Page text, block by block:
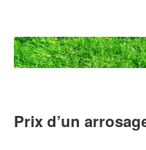
Prix d’un